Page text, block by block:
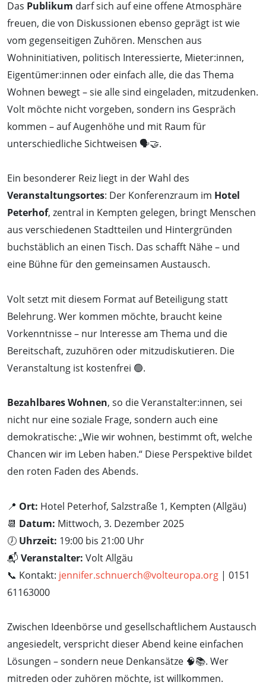
Das Publikum darf sich auf eine offene Atmosphäre
freuen, die von Diskussionen ebenso geprägt ist wie
vom gegenseitigen Zuhören. Menschen aus
Wohninitiativen, politisch Interessierte, Mieter:innen,
Eigentümer:innen oder einfach alle, die das Thema
Wohnen bewegt – sie alle sind eingeladen, mitzudenken.
Volt möchte nicht vorgeben, sondern ins Gespräch
kommen – auf Augenhöhe und mit Raum für
unterschiedliche Sichtweisen 🗣️🤝.
Ein besonderer Reiz liegt in der Wahl des
Veranstaltungsortes: Der Konferenzraum im Hotel
Peterhof, zentral in Kempten gelegen, bringt Menschen
aus verschiedenen Stadtteilen und Hintergründen
buchstäblich an einen Tisch. Das schafft Nähe – und
eine Bühne für den gemeinsamen Austausch.
Volt setzt mit diesem Format auf Beteiligung statt
Belehrung. Wer kommen möchte, braucht keine
Vorkenntnisse – nur Interesse am Thema und die
Bereitschaft, zuzuhören oder mitzudiskutieren. Die
Veranstaltung ist kostenfrei 🟢.
Bezahlbares Wohnen, so die Veranstalter:innen, sei
nicht nur eine soziale Frage, sondern auch eine
demokratische: „Wie wir wohnen, bestimmt oft, welche
Chancen wir im Leben haben.“ Diese Perspektive bildet
den roten Faden des Abends.
📍 Ort: Hotel Peterhof, Salzstraße 1, Kempten (Allgäu)
📆 Datum: Mittwoch, 3. Dezember 2025
🕖 Uhrzeit: 19:00 bis 21:00 Uhr
📬 Veranstalter: Volt Allgäu
📞 Kontakt: jennifer.schnuerch@volteuropa.org | 0151
61163000
Zwischen Ideenbörse und gesellschaftlichem Austausch
angesiedelt, verspricht dieser Abend keine einfachen
Lösungen – sondern neue Denkansätze 🧠📚. Wer
mitreden oder zuhören möchte, ist willkommen.